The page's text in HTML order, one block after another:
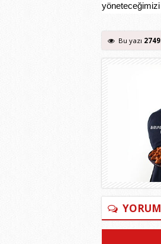
yöneteceğimizi
Bu yazı